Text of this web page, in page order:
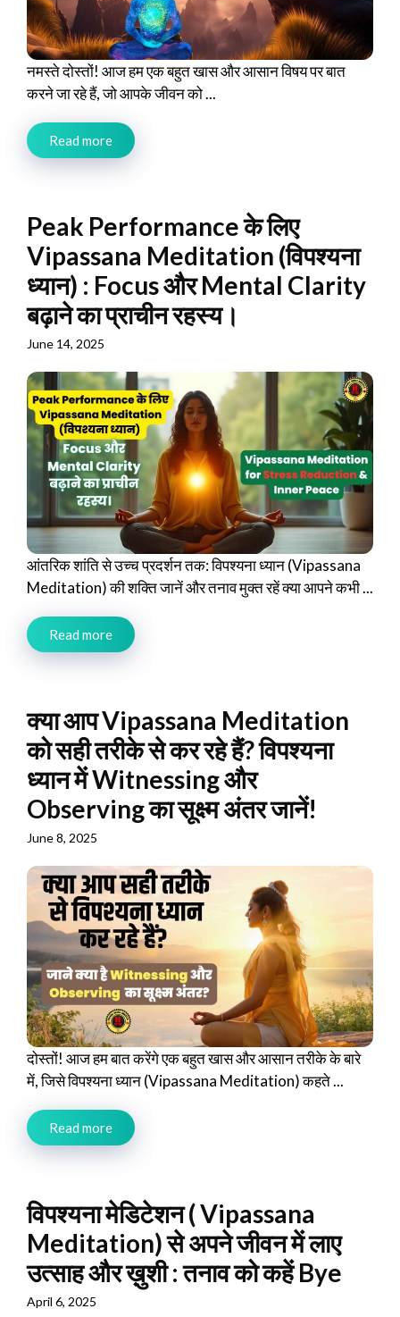
नमस्ते दोस्तों! आज हम एक बहुत खास और आसान विषय पर बात
करने जा रहे हैं, जो आपके जीवन को ...
Read more
Peak Performance के लिए
Vipassana Meditation (विपश्यना
ध्यान) : Focus और Mental Clarity
बढ़ाने का प्राचीन रहस्य।
June 14, 2025
आंतरिक शांति से उच्च प्रदर्शन तक: विपश्यना ध्यान (Vipassana
Meditation) की शक्ति जानें और तनाव मुक्त रहें क्या आपने कभी ...
Read more
क्या आप Vipassana Meditation
को सही तरीके से कर रहे हैं? विपश्यना
ध्यान में Witnessing और
Observing का सूक्ष्म अंतर जानें!
June 8, 2025
दोस्तों! आज हम बात करेंगे एक बहुत खास और आसान तरीके के बारे
में, जिसे विपश्यना ध्यान (Vipassana Meditation) कहते ...
Read more
विपश्यना मेडिटेशन ( Vipassana
Meditation) से अपने जीवन में लाए
उत्साह और ख़ुशी : तनाव को कहें Bye
April 6, 2025